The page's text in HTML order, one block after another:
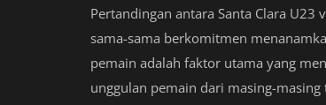
Pertandingan antara Santa Clara
sama-sama berkomitmen
pemain adalah faktor utama yang
unggulan pemain dari masing-